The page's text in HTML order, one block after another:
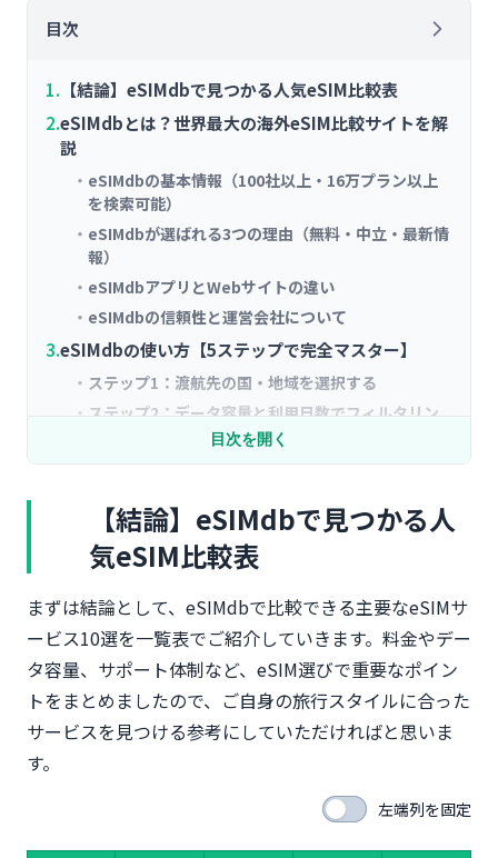
目次
【結論】eSIMdbで見つかる人気eSIM比較表
eSIMdbとは？世界最大の海外eSIM比較サイトを解
説
eSIMdbの基本情報（100社以上・16万プラン以上
を検索可能）
eSIMdbが選ばれる3つの理由（無料・中立・最新情
報）
eSIMdbアプリとWebサイトの違い
eSIMdbの信頼性と運営会社について
eSIMdbの使い方【5ステップで完全マスター】
ステップ1：渡航先の国・地域を選択する
ステップ2：データ容量と利用日数でフィルタリン
ステップ3：料金順・口コミ順で並び替える
応を確認
ステップ5：公式サイトへ移動して購入・クーポン
適用
【国・地域別】eSIMdbでの比較と料金シミュレー
ション
韓国旅行（3日間）：trifa 1,480円 vs Airalo 1,320
台湾旅行（5日間）：Three HK 1,200円 vs Ubigi
1,580円
ヨーロッパ周遊（10日間）：Nomad 2,400円 vs
Ubigi 3,200円
目次を開く
【結論】eSIMdbで見つかる人
気eSIM比較表
まずは結論として、eSIMdbで比較できる主要なeSIMサ
ービス10選を一覧表でご紹介していきます。料金やデー
タ容量、サポート体制など、eSIM選びで重要なポイン
トをまとめましたので、ご自身の旅行スタイルに合った
サービスを見つける参考にしていただければと思いま
す。
左端列を固定